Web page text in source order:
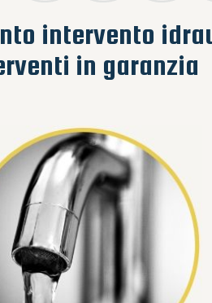
intervento
in garanzia